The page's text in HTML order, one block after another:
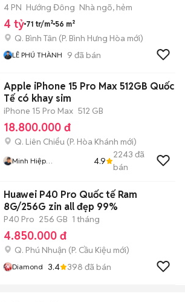
4 PN Hướng Đông Nhà ngõ, hẻm
4 tỷ 71 tr/m² 56 m²
Q. Bình Tân (P. Bình Hưng Hòa mới)
LÊ PHÚ THÀNH 9 đã bán
Apple iPhone 15 Pro Max 512GB Quốc
Tế có khay sim
iPhone 15 Pro Max 512 GB
18.800.000 đ
Q. Liên Chiểu (P. Hòa Khánh mới)
Minh Hiệp
4.9
2243 đã
bán
Huawei P40 Pro Quốc tế Ram
8G/256G zin all đẹp 99%
P40 Pro 256 GB 1 tháng
4.850.000 đ
Q. Phú Nhuận (P. Cầu Kiệu mới)
Diamond 3.4 398 đã bán